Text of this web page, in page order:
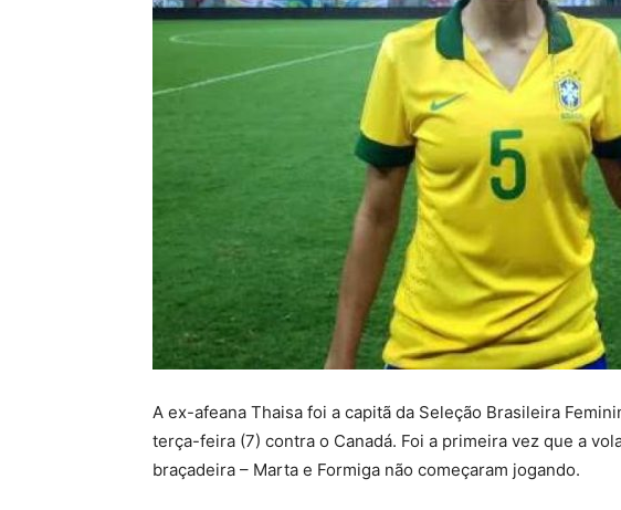
A ex-afeana Thaisa foi a capitã da Seleção Brasileira
terça-feira (7) contra o Canadá. Foi a primeira vez que a
braçadeira – Marta e Formiga não começaram jogando.